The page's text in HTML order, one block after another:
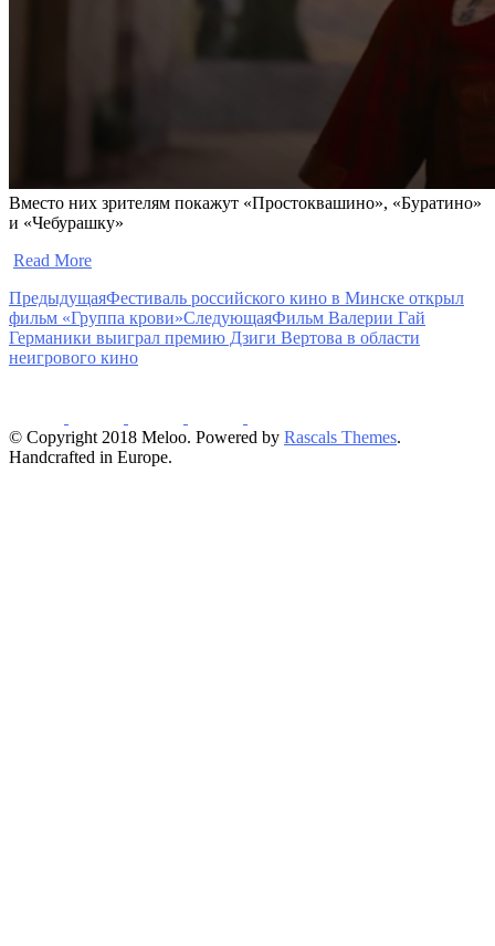
Вместо них зрителям покажут «Простоквашино», «Буратино»
и «Чебурашку»
Read More
ПредыдущаяФестиваль российского кино в Минске открыл
фильм «Группа крови»СледующаяФильм Валерии Гай
Германики выиграл премию Дзиги Вертова в области
неигрового кино
© Copyright 2018 Meloo. Powered by Rascals Themes.
Handcrafted in Europe.